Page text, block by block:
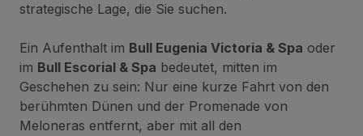
strategische Lage, die Sie suchen.
Ein Aufenthalt im Bull Eugenia Victoria & Spa oder
im Bull Escorial & Spa bedeutet, mitten im
Geschehen zu sein: Nur eine kurze Fahrt von den
berühmten Dünen und der Promenade von
Meloneras entfernt, aber mit all den